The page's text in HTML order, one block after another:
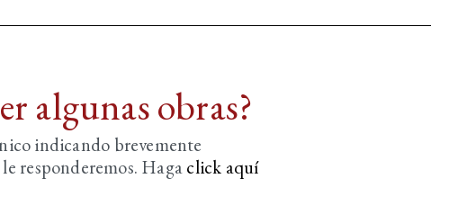
algunas obras?
indicando brevemente
responderemos. Hagaclick aquí­